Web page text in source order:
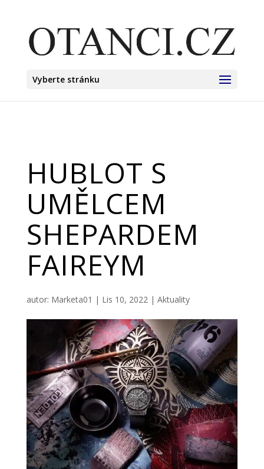
Vyberte stránku
HUBLOT S
UMĚLCEM
SHEPARDEM
FAIREYM
autor: Marketa01 | Lis 10, 2022| Aktuality